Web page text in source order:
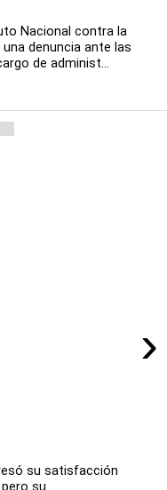
Nacional contra la
denuncia ante las
de administ...
›
su satisfacción